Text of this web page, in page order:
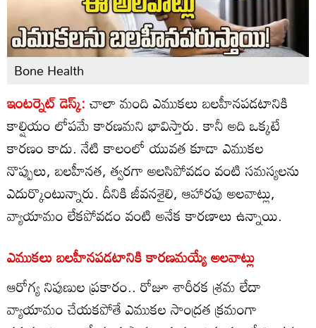
Bone Health
ఇంటర్నెట్ డెస్క్:చాలా మంది ఎముకలు బలహీనపడటానికి
కాల్షియం లోపమే కారణమని భావిస్తారు. కానీ అది ఒక్కటే
కారణం కాదు. నేటి కాలంలో యువత కూడా ఎముకల
నొప్పులు, బలహీనత, త్వరగా అలసిపోవడం వంటి సమస్యలను
ఎదుర్కొంటున్నారు. దీనికి జీవనశైలి, ఆహారపు అలవాట్లు,
వ్యాయామం లేకపోవడం వంటి అనేక కారణాలు ఉన్నాయి.
ఎముకలు బలహీనపడటానికి కారణమయ్యే అలవాట్లు
ఆరోగ్య నిపుణుల ప్రకారం.. రోజూ శారీరక శ్రమ లేదా
వ్యాయామం చేయకపోతే ఎముకల సాంద్రత క్రమంగా